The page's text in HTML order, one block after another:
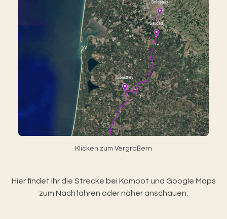
Klicken zum Vergrößern
Hier findet Ihr die Strecke bei Komoot und Google Maps
zum Nachfahren oder näher anschauen: